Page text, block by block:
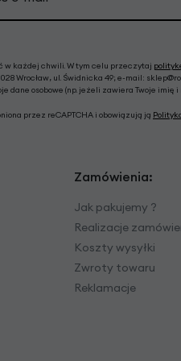
w każdej chwili. W tym celu przeczytaj
Wrocław, ul. Świdnicka 49; e-mail:
dane osobowe (np. jeżeli zawiera Twoje
przez reCAPTCHA i obowiązują ją
Zamówienia:
Jak pakujemy ?
Realizacje
Koszty wysyłki
Zwroty towaru
Reklamacje